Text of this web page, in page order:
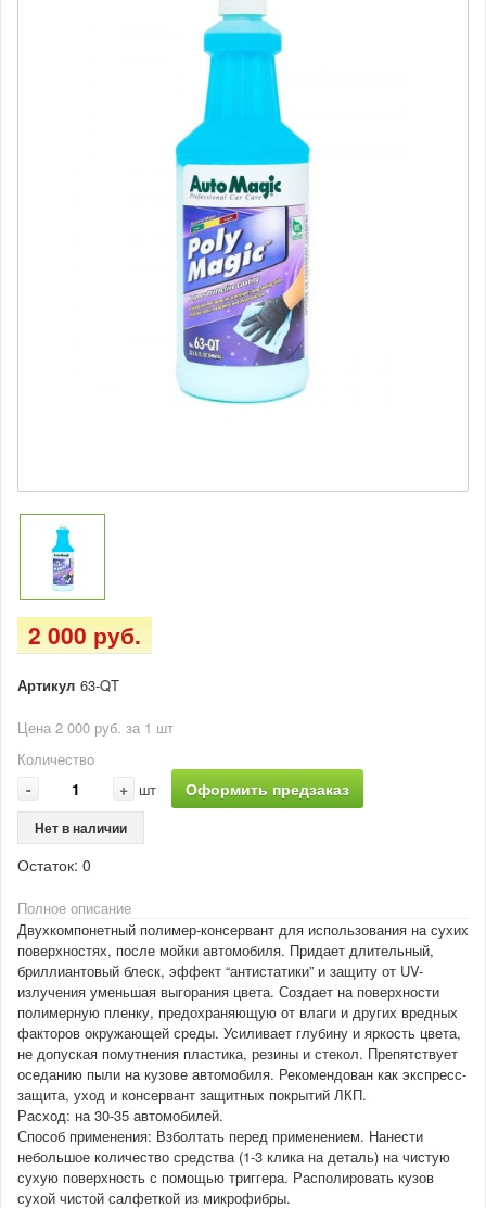
2 000 руб.
Артикул 63-QT
Цена 2 000 руб. за 1 шт
Количество
- + шт Оформить предзаказ
Нет в наличии
Остаток: 0
Полное описание
Двухкомпонетный полимер-консервант для использования на сухих
поверхностях, после мойки автомобиля. Придает длительный,
бриллиантовый блеск, эффект “антистатики” и защиту от UV-
излучения уменьшая выгорания цвета. Создает на поверхности
полимерную пленку, предохраняющую от влаги и других вредных
факторов окружающей среды. Усиливает глубину и яркость цвета,
не допуская помутнения пластика, резины и стекол. Препятствует
оседанию пыли на кузове автомобиля. Рекомендован как экспресс-
защита, уход и консервант защитных покрытий ЛКП.
Расход: на 30-35 автомобилей.
Способ применения: Взболтать перед применением. Нанести
небольшое количество средства (1-3 клика на деталь) на чистую
сухую поверхность с помощью триггера. Располировать кузов
сухой чистой салфеткой из микрофибры.